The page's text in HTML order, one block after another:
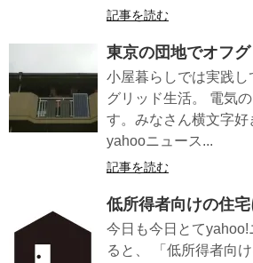
記事を読む
東京の団地でオフ
小屋暮らしでは実践し
グリッド生活。 電気
す。みなさん横文字好
yahooニュース...
記事を読む
低所得者向けの住
今日も今日とて
ると、 「低所得者向